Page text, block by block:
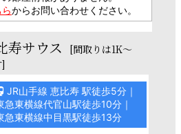
からお問い合わせください。
寿サウス
[間取りは1K～
JR山手線 恵比寿 駅徒歩5分｜
急東横線代官山駅徒歩10分｜
急東横線中目黒駅徒歩13分